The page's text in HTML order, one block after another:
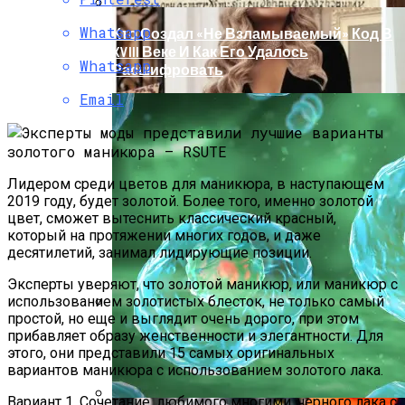
Раскрась Свой Год: Какой Цвет
Принесет Тебе Успех В 2026 Году По
Знаку Зодиака
Кто Создал «не Взламываемый» Код В
XVIII Веке И Как Его Удалось
Расшифровать
Whatsapp
Whatsapp
Email
Лидером среди цветов для маникюра, в наступающем
2019 году, будет золотой. Более того, именно золотой
цвет, сможет вытеснить классический красный,
который на протяжении многих годов, и даже
десятилетий, занимал лидирующие позиции.
Эксперты уверяют, что золотой маникюр, или маникюр с
использованием золотистых блесток, не только самый
простой, но еще и выглядит очень дорого, при этом
прибавляет образу женственности и элегантности. Для
этого, они представили 15 самых оригинальных
вариантов маникюра с использованием золотого лака.
Вариант 1. Сочетание, любимого многими, черного лака с